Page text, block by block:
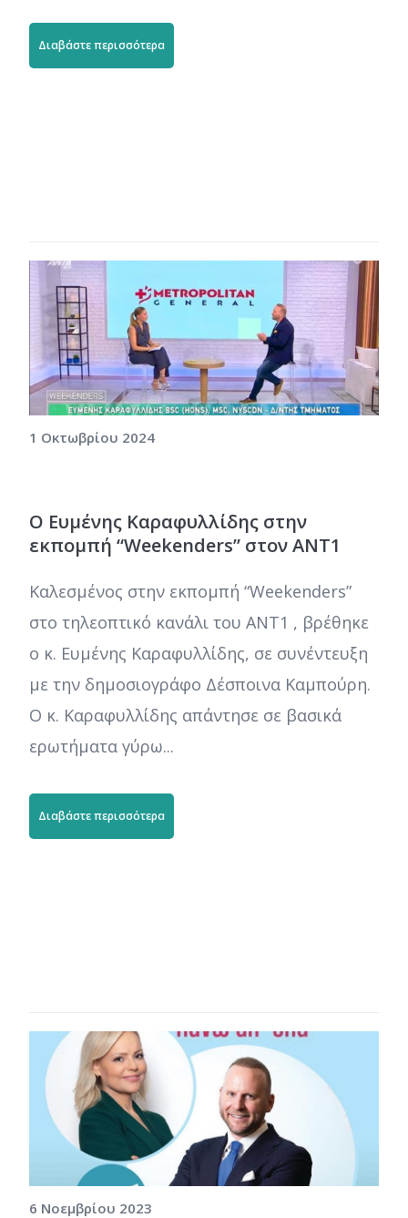
Διαβάστε περισσότερα
1 Οκτωβρίου 2024
Ο Ευμένης Καραφυλλίδης στην
εκπομπή “Weekenders” στον ANT1
Καλεσμένος στην εκπομπή “Weekenders”
στο τηλεοπτικό κανάλι του ANT1 , βρέθηκε
ο κ. Ευμένης Καραφυλλίδης, σε συνέντευξη
με την δημοσιογράφο Δέσποινα Καμπούρη.
Ο κ. Καραφυλλίδης απάντησε σε βασικά
ερωτήματα γύρω...
Διαβάστε περισσότερα
6 Νοεμβρίου 2023